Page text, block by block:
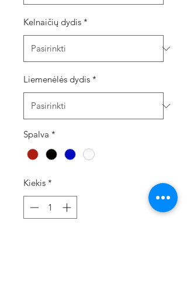
Kelnaičių dydis *
Liemenėlės dydis *
Spalva *
Kiekis *